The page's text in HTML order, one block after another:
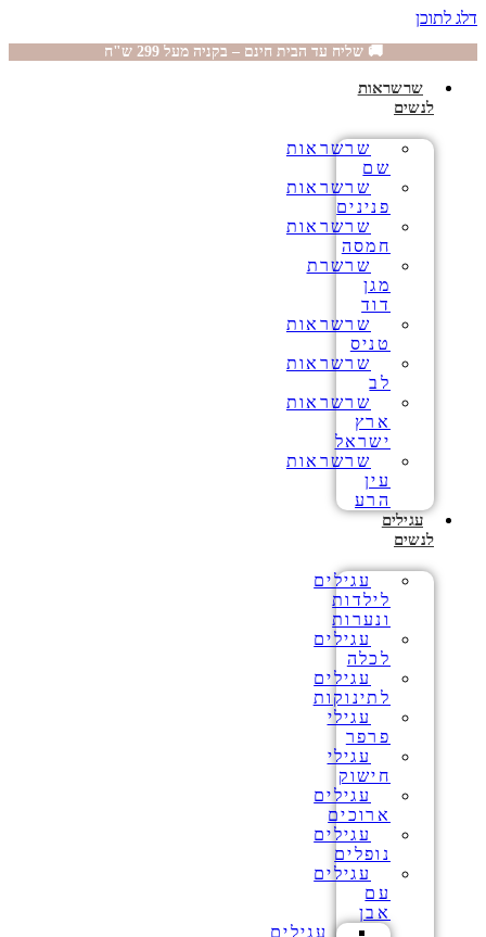
דלג לתוכן
🚚 שליח עד הבית חינם – בקניה מעל 299 ש"ח
שרשראות
לנשים
שרשראות
שם
שרשראות
פנינים
שרשראות
חמסה
שרשרת
מגן
דוד
שרשראות
טניס
שרשראות
לב
שרשראות
ארץ
ישראל
שרשראות
עין
הרע
עגילים
לנשים
עגילים
לילדות
ונערות
עגילים
לכלה
עגילים
לתינוקות
עגילי
פרפר
עגילי
חישוק
עגילים
ארוכים
עגילים
נופלים
עגילים
עם
אבן
עגילים